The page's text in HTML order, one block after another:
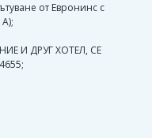
от Евронинс с
И ДРУГ ХОТЕЛ, СЕ